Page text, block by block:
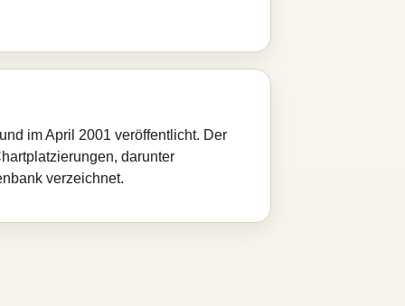
im April 2001 veröffentlicht. Der
darunter
verzeichnet.